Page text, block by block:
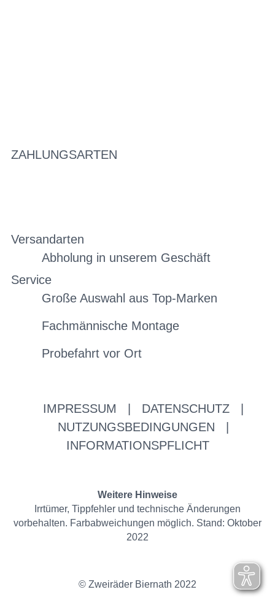
ZAHLUNGSARTEN
Versandarten
Abholung in unserem Geschäft
Service
Große Auswahl aus Top-Marken
Fachmännische Montage
Probefahrt vor Ort
IMPRESSUM DATENSCHUTZ
NUTZUNGSBEDINGUNGEN
INFORMATIONSPFLICHT
Weitere Hinweise
Irrtümer, Tippfehler und technische Änderungen
vorbehalten. Farbabweichungen möglich. Stand: Oktober
2022
© Zweiräder Biernath 2022